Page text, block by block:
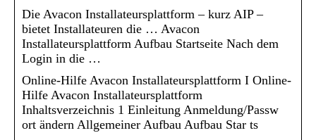
Die Avacon Installateursplattform – kurz AIP –
bietet Installateuren die … Avacon
Installateursplattform Aufbau Startseite Nach dem
Login in die …
Online-Hilfe Avacon Installateursplattform I Online-
Hilfe Avacon Installateursplattform
Inhaltsverzeichnis 1 Einleitung Anmeldung/Passw
ort ändern Allgemeiner Aufbau Aufbau Star ts